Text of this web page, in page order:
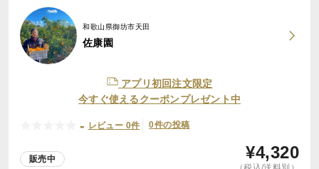
和歌山県御坊市天田
佐康園
アプリ初回注文限定
今すぐ使えるクーポンプレゼント中
- レビュー 0件 0件の投稿
販売中 ¥4,320